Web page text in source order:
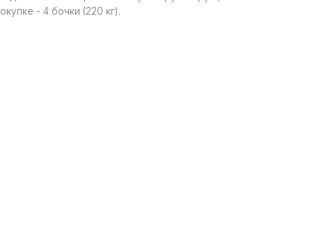
- 4 бочки (220 кг).